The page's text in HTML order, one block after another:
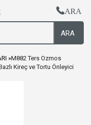
ARA
ARA
M882 Ters Ozmos
Kireç ve Tortu Önleyici